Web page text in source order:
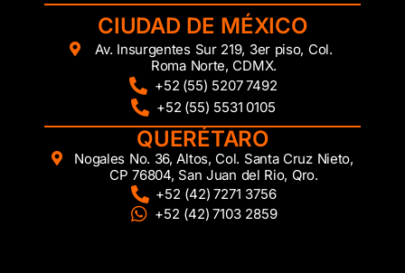
CIUDAD DE MÉXICO
Av. Insurgentes Sur 219, 3er piso, Col.
Roma Norte, CDMX.
+52 (55) 5207 7492
+52 (55) 5531 0105
QUERÉTARO
Nogales No. 36, Altos, Col. Santa Cruz Nieto,
CP 76804, San Juan del Rio, Qro.
+52 (42) 7271 3756
+52 (42) 7103 2859